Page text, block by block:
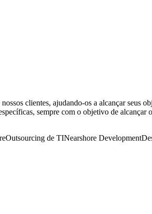
clientes, ajudando-os a alcançar seus
sempre com o objetivo de alcançar
Outsourcing de TINearshore Development